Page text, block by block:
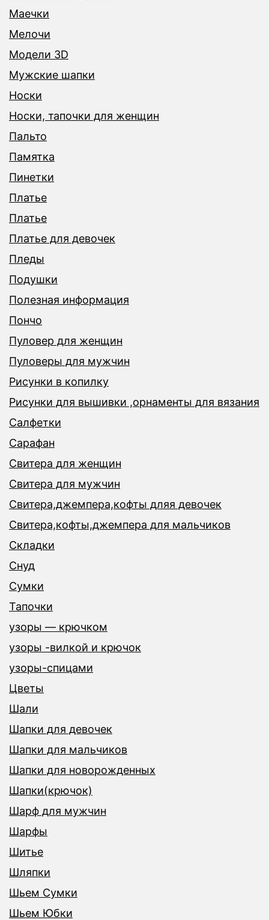
Маечки
Мелочи
Модели 3D
Мужские шапки
Носки
Носки, тапочки для женщин
Пальто
Памятка
Пинетки
Платье
Платье
Платье для девочек
Пледы
Подушки
Полезная информация
Пончо
Пуловер для женщин
Пуловеры для мужчин
Рисунки в копилку
Рисунки для вышивки ,орнаменты для вязания
Салфетки
Сарафан
Свитера для женщин
Свитера для мужчин
Свитера,джемпера,кофты дляя девочек
Свитера,кофты,джемпера для мальчиков
Складки
Снуд
Сумки
Тапочки
узоры — крючком
узоры -вилкой и крючок
узоры-спицами
Цветы
Шали
Шапки для девочек
Шапки для мальчиков
Шапки для новорожденных
Шапки(крючок)
Шарф для мужчин
Шарфы
Шитье
Шляпки
Шьем Сумки
Шьем Юбки